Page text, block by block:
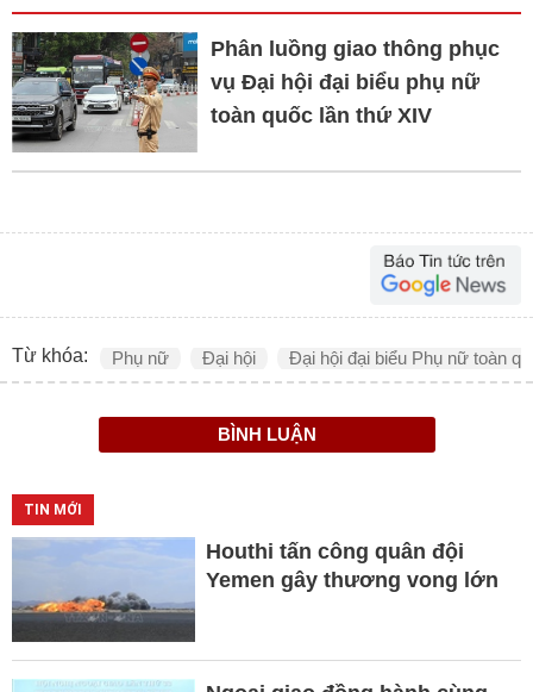
Phân luồng giao thông phục
vụ Đại hội đại biểu phụ nữ
toàn quốc lần thứ XIV
Từ khóa: Phụ nữ Đại hội Đại hội đại biểu Phụ nữ toàn
BÌNH LUẬN
TIN MỚI
Houthi tấn công quân đội
Yemen gây thương vong lớn